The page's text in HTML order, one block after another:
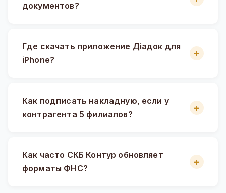
документов?
Где скачать приложение Діадок для
iPhone?
Как подписать накладную, если у
контрагента 5 филиалов?
Как часто СКБ Контур обновляет
форматы ФНС?